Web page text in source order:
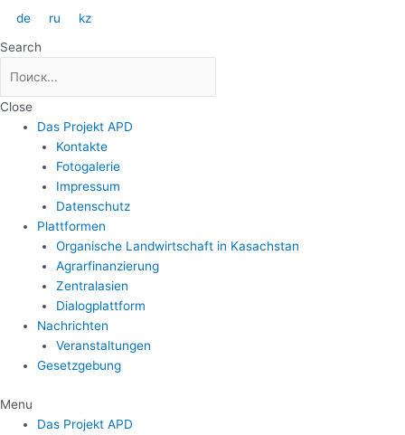
springen
de ru
kz
Search
Close
Das Projekt APD
Kontakte
Fotogalerie
Impressum
Datenschutz
Plattformen
Organische Landwirtschaft in Kasachstan
Agrarfinanzierung
Zentralasien
Dialogplattform
Nachrichten
Veranstaltungen
Gesetzgebung
Menu
Das Projekt APD